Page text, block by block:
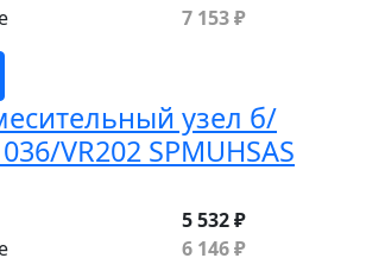
7 153 ₽
узел б/
VR202 SPMUHSAS
5 532 ₽
6 146 ₽